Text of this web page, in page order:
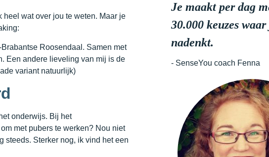
wat over jou te weten. Maar je
Roosendaal. Samen met
Een andere lieveling van mij is de
variant natuurlijk)
onderwijs. Bij het
met pubers te werken? Nou niet
steeds. Sterker nog, ik vind het een
Je maakt per dag
30.000 keuzes
nadenkt.
- SenseYou coach Fenna